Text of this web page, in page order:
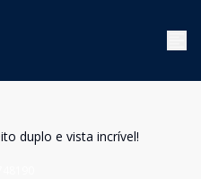
duplo e vista incrível!